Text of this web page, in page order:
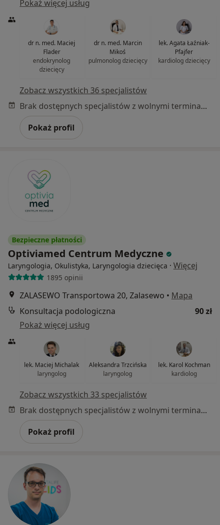
Pokaż więcej usług
dr n. med. Maciej
Flader
endokrynolog
dziecięcy
dr n. med. Marcin
Mikoś
pulmonolog dziecięcy
lek. Agata Łaźniak-
Pfajfer
kardiolog dziecięcy
Zobacz wszystkich 36 specjalistów
Brak dostępnych specjalistów z wolnymi terminami w tym centrum medycznym.
Pokaż profil
Bezpieczne płatności
Optiviamed Centrum Medyczne
Laryngologia, Okulistyka, Laryngologia dziecięca · Więcej
1895 opinii
ZALASEWO Transportowa 20, Zalasewo • Mapa
Konsultacja podologiczna
90 zł
Pokaż więcej usług
lek. Maciej Michalak
laryngolog
Aleksandra Trzcińska
laryngolog
lek. Karol Kochman
kardiolog
Zobacz wszystkich 33 specjalistów
Brak dostępnych specjalistów z wolnymi terminami w tym centrum medycznym.
Pokaż profil